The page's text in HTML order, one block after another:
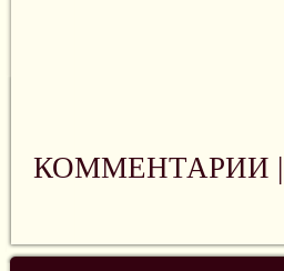
КОММЕНТАРИИ |